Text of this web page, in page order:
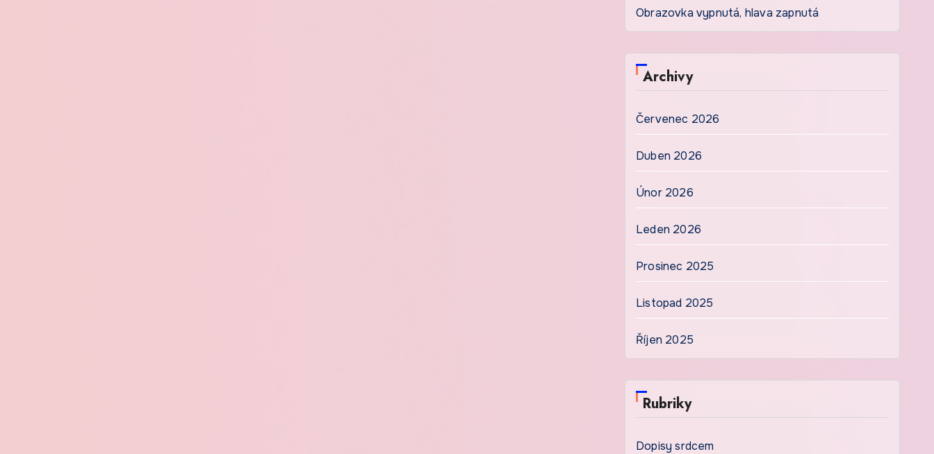
Obrazovka vypnutá, hlava zapnutá
Archivy
Červenec 2026
Duben 2026
Únor 2026
Leden 2026
Prosinec 2025
Listopad 2025
Říjen 2025
Rubriky
Dopisy srdcem